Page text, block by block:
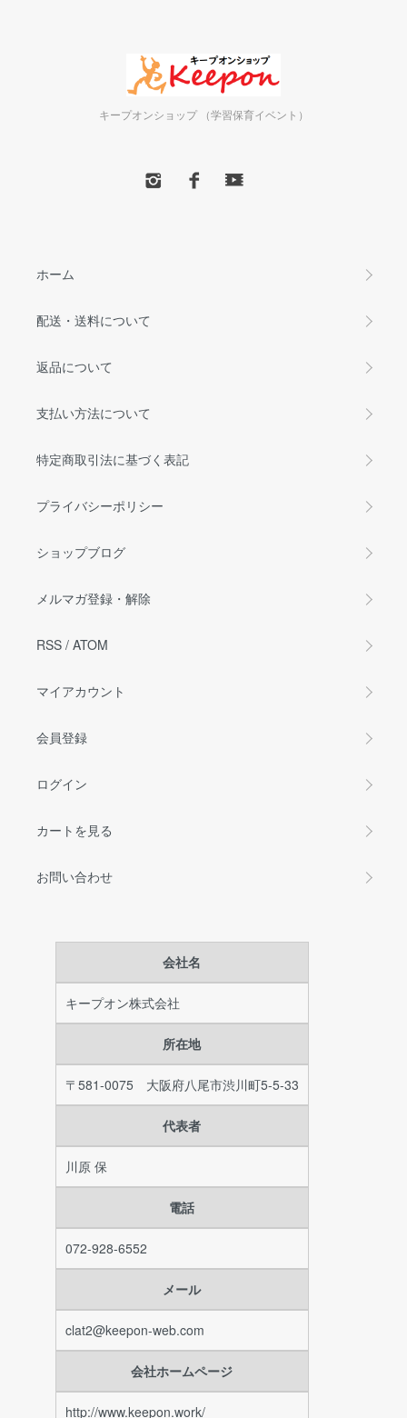
キープオンショップ （学習保育イベント）
ホーム
配送・送料について
返品について
支払い方法について
特定商取引法に基づく表記
プライバシーポリシー
ショップブログ
メルマガ登録・解除
RSS / ATOM
マイアカウント
会員登録
ログイン
カートを見る
お問い合わせ
会社名
キープオン株式会社
所在地
〒581-0075 大阪府八尾市渋川町5-5-33
代表者
川原 保
電話
072-928-6552
メール
clat2@keepon-web.com
会社ホームページ
http://www.keepon.work/